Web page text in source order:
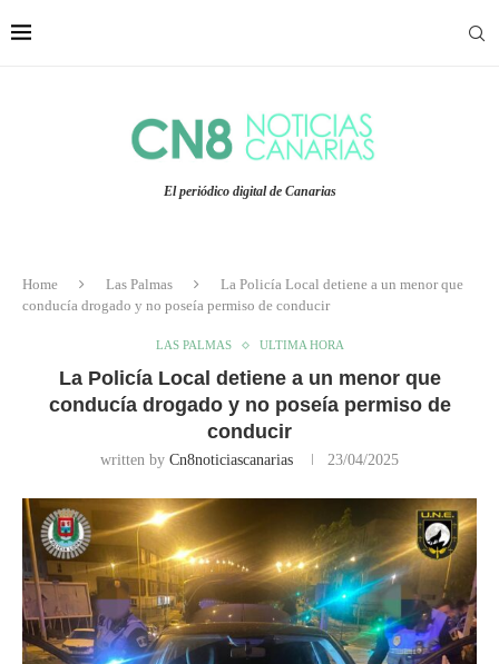
El periódico digital de Canarias
Home Las Palmas
La Policía Local detiene a un menor que
conducía drogado y no poseía permiso de conducir
LAS PALMAS ULTIMA HORA
La Policía Local detiene a un menor que
conducía drogado y no poseía permiso de
conducir
written by Cn8noticiascanarias 23/04/2025